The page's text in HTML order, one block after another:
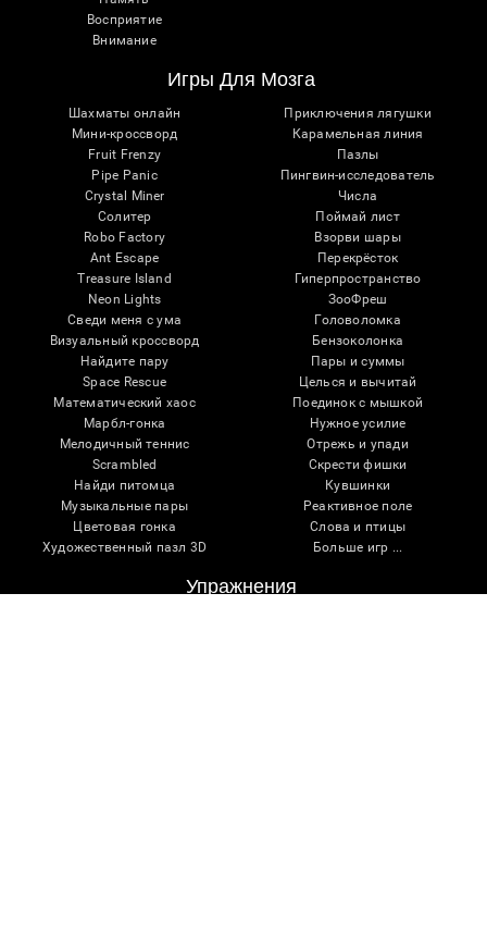
Восприятие
Внимание
Игры Для Мозга
Шахматы онлайн
Мини-кроссворд
Fruit Frenzy
Pipe Panic
Crystal Miner
Солитер
Robo Factory
Ant Escape
Treasure Island
Neon Lights
Сведи меня с ума
Визуальный кроссворд
Найдите пару
Space Rescue
Математический хаос
Марбл-гонка
Мелодичный теннис
Scrambled
Найди питомца
Музыкальные пары
Цветовая гонка
Художественный пазл 3D
Приключения лягушки
Карамельная линия
Пазлы
Пингвин-исследователь
Числа
Поймай лист
Взорви шары
Перекрёсток
Гиперпространство
ЗооФреш
Головоломка
Бензоколонка
Пары и суммы
Целься и вычитай
Поединок с мышкой
Нужное усилие
Отрежь и упади
Скрести фишки
Кувшинки
Реактивное поле
Слова и птицы
Больше игр ...
Упражнения